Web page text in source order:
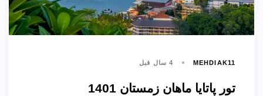
MEHDIAK11 4 سال قبل
تور پاتایا ماهان زمستان 1401